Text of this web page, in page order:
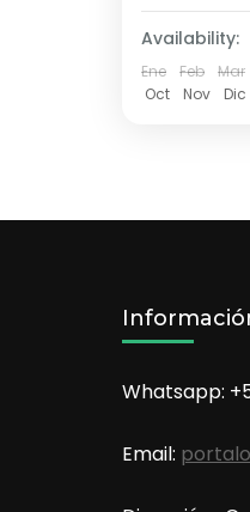
Availability:
Ene Feb Mar
Oct
Nov Dic
Whatsapp:
Email: